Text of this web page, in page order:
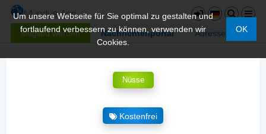
Mitglied werden Nachrichtenportal Adressen
Um unsere Webseite für Sie optimal zu gestalten und
fortlaufend verbessern zu können, verwenden wir
Cookies.
OK
Nüsse
Kostenfrei